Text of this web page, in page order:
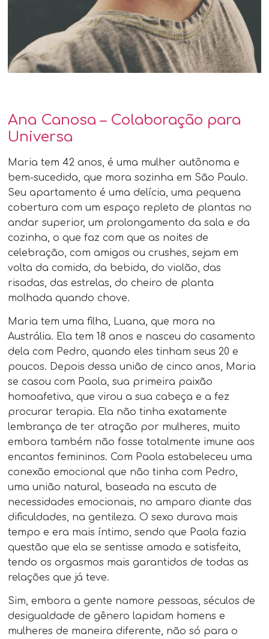
Ana Canosa – Colaboração para
Universa
Maria tem 42 anos, é uma mulher autônoma e
bem-sucedida, que mora sozinha em São Paulo.
Seu apartamento é uma delícia, uma pequena
cobertura com um espaço repleto de plantas no
andar superior, um prolongamento da sala e da
cozinha, o que faz com que as noites de
celebração, com amigos ou crushes, sejam em
volta da comida, da bebida, do violão, das
risadas, das estrelas, do cheiro de planta
molhada quando chove.
Maria tem uma filha, Luana, que mora na
Austrália. Ela tem 18 anos e nasceu do casamento
dela com Pedro, quando eles tinham seus 20 e
poucos. Depois dessa união de cinco anos, Maria
se casou com Paola, sua primeira paixão
homoafetiva, que virou a sua cabeça e a fez
procurar terapia. Ela não tinha exatamente
lembrança de ter atração por mulheres, muito
embora também não fosse totalmente imune aos
encantos femininos. Com Paola estabeleceu uma
conexão emocional que não tinha com Pedro,
uma união natural, baseada na escuta de
necessidades emocionais, no amparo diante das
dificuldades, na gentileza. O sexo durava mais
tempo e era mais íntimo, sendo que Paola fazia
questão que ela se sentisse amada e satisfeita,
tendo os orgasmos mais garantidos de todas as
relações que já teve.
Sim, embora a gente namore pessoas, séculos de
desigualdade de gênero lapidam homens e
mulheres de maneira diferente, não só para o